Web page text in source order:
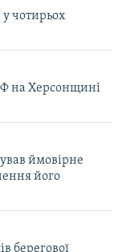
у чотирьох
на Херсонщині
ймовірне
його
берегової